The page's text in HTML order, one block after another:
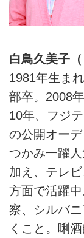
白鳥久美子（
1981年生ま
部卒。2008
10年、フジ
の公開オー
つかみ一躍
加え、テレ
方面で活躍
察、シルバ
くこと。唎